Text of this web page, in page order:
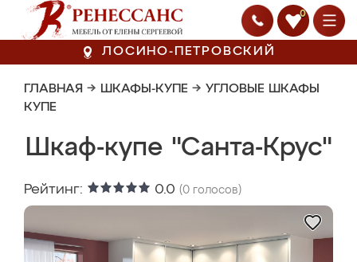
0
ЛОСИНО-ПЕТРОВСКИЙ
ГЛАВНАЯ → ШКАФЫ-КУПЕ → УГЛОВЫЕ ШКАФЫ
КУПЕ
Шкаф-купе "Санта-Крус"
Рейтинг: 0.0 (0 голосов)